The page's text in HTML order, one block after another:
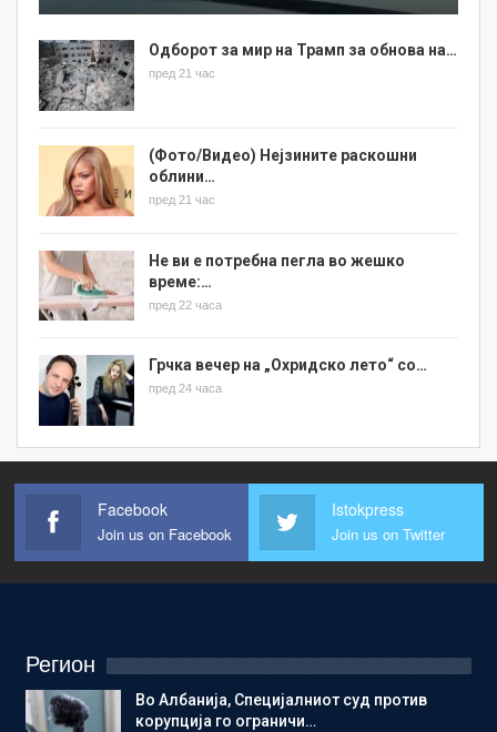
Одборот за мир на Трамп за обнова на…
пред 21 час
(Фото/Видео) Нејзините раскошни
облини…
пред 21 час
Не ви е потребна пегла во жешко
време:…
пред 22 часа
Грчка вечер на „Охридско лето“ со…
пред 24 часа
Facebook
Join us on Facebook
Istokpress
Join us on Twitter
Регион
Во Албанија, Специјалниот суд против
корупција го ограничи…